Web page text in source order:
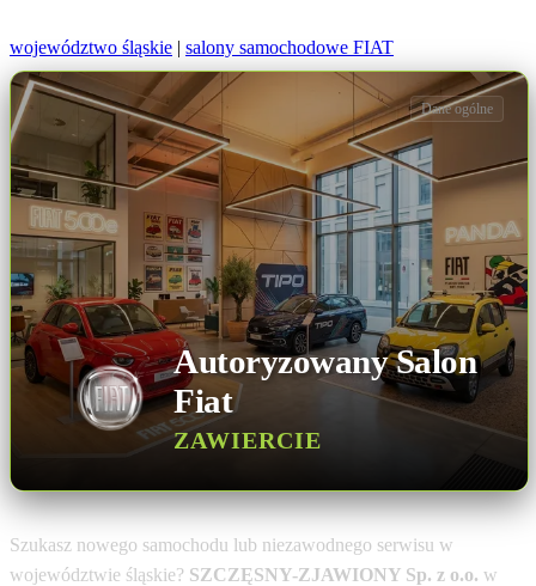
województwo śląskie | salony samochodowe FIAT
Autoryzowany Salon
Fiat
ZAWIERCIE
Dane ogólne
Szukasz nowego samochodu lub niezawodnego serwisu w
województwie śląskie? SZCZĘSNY-ZJAWIONY Sp. z o.o. w